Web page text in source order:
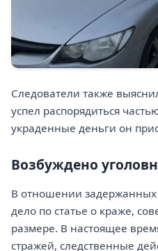
Следователи также
успел распорядиться
украденные деньги он
Возбуждено
В отношении задержанных
дело по статье о краже,
размере. В настоящее
стражей, следственные